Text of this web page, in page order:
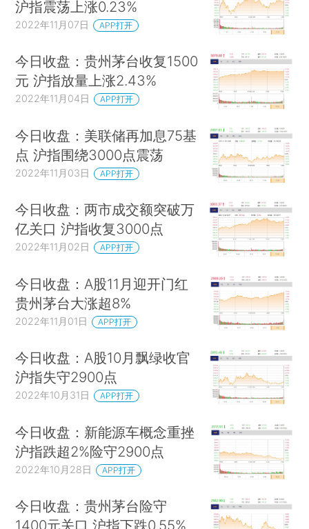
沪指震荡上涨0.23%
2022年11月07日 APP打开
今日收盘：贵州茅台收复1500
元 沪指放量上涨2.43%
2022年11月04日 APP打开
今日收盘：美联储再加息75基
点 沪指围绕3000点震荡
2022年11月03日 APP打开
今日收盘：两市成交额突破万
亿关口 沪指收复3000点
2022年11月02日 APP打开
今日收盘：A股11月迎开门红
贵州茅台大涨超8%
2022年11月01日 APP打开
今日收盘：A股10月飘绿收官
沪指失守2900点
2022年10月31日 APP打开
今日收盘：新能源车概念重挫
沪指跌超2%险守2900点
2022年10月28日 APP打开
今日收盘：贵州茅台险守
1400元关口 沪指下跌0.55%